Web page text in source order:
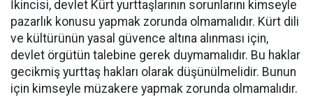
İkincisi, devlet Kürt yurttaşlarının sorunlarını kimseyle
pazarlık konusu yapmak zorunda olmamalıdır. Kürt dili
ve kültürünün yasal güvence altına alınması için,
devlet örgütün talebine gerek duymamalıdır. Bu haklar
gecikmiş yurttaş hakları olarak düşünülmelidir. Bunun
için kimseyle müzakere yapmak zorunda olmamalıdır.